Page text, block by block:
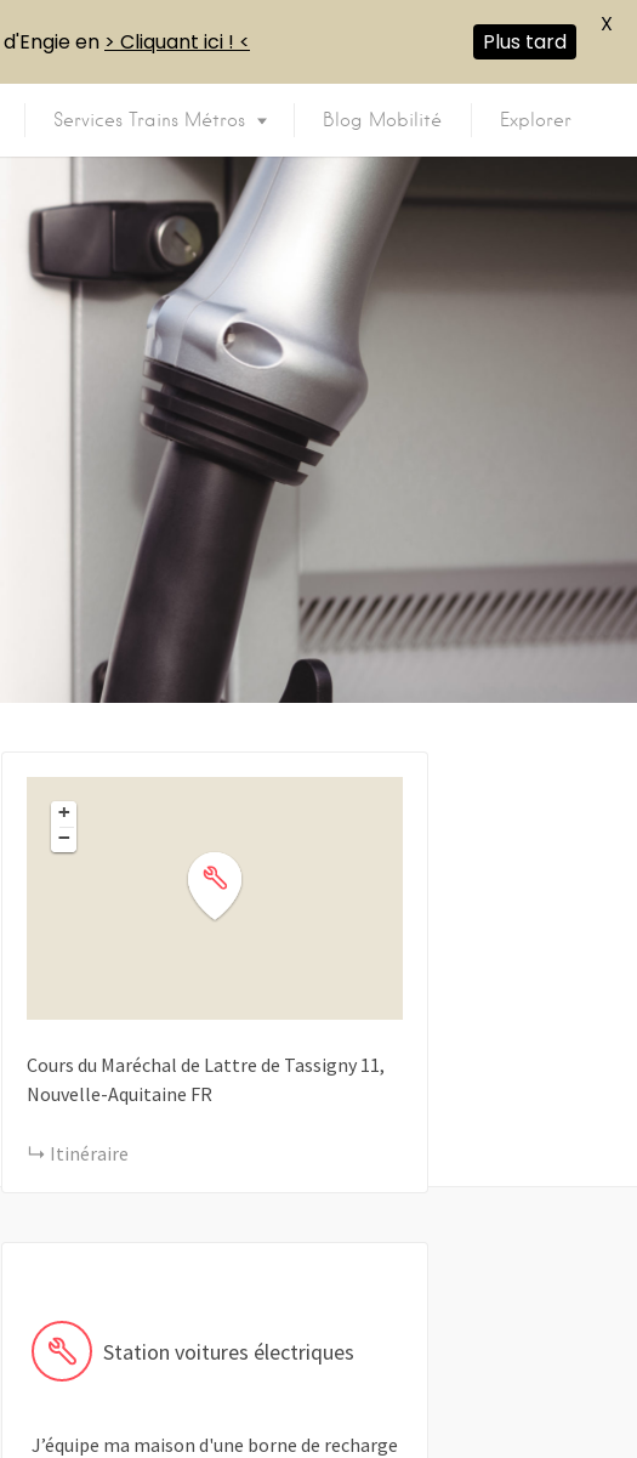
Services Trains Métros Blog Mobilité Explorer
+
−
Cours du Maréchal de Lattre de Tassigny 11
Nouvelle-Aquitaine FR
Itinéraire
Station voitures électriques
J’équipe ma maison d'une borne de recharge
d'Engie en > Cliquant ici ! < Plus tard
X